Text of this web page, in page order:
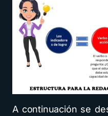
A continuación se